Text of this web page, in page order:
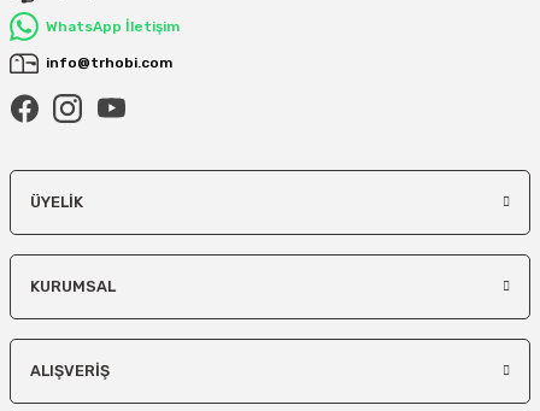
WhatsApp İletişim
info@trhobi.com
ÜYELIK
KURUMSAL
ALIŞVERIŞ